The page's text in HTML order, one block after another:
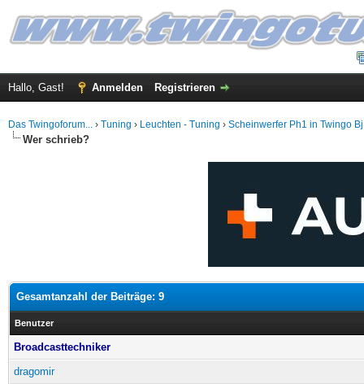
Hallo, Gast! Anmelden Registrieren
Das Twingoforum... › Tuning › Leuchten - Tuning › Scheinwerfer Ph1 in Twingo
Wer schrieb?
Gesamtanzahl der Beiträge: 9
Benutzer
Broadcasttechniker
dragomir